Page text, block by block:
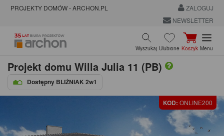
PROJEKTY DOMÓW - ARCHON.PL
ZALOGUJ
NEWSLETTER
Wyszukaj Ulubione Koszyk Menu
Projekt domu Willa Julia 11 (PB)
Dostępny BLIŹNIAK 2w1
KOD: ONLINE200